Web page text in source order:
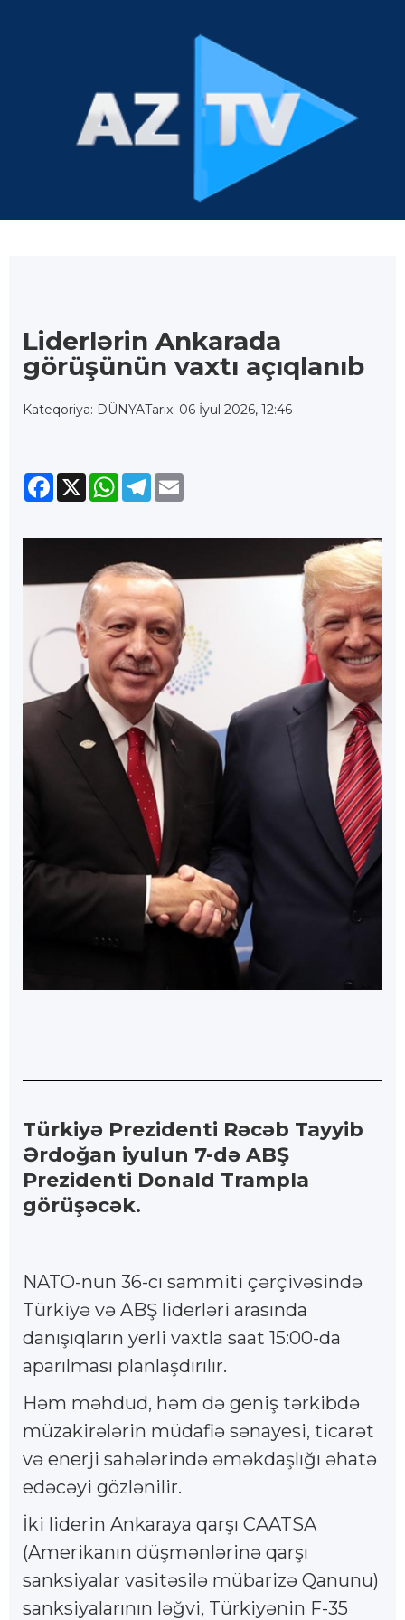
Liderlərin Ankarada
görüşünün vaxtı açıqlanıb
Kateqoriya: DÜNYATarix: 06 İyul 2026, 12:46
Facebook
X WhatsApp
Telegram
Türkiyə Prezidenti Rəcəb Tayyib
Ərdoğan iyulun 7-də ABŞ
Prezidenti Donald Trampla
görüşəcək.
NATO-nun 36-cı sammiti çərçivəsində
Türkiyə və ABŞ liderləri arasında
danışıqların yerli vaxtla saat 15:00-da
aparılması planlaşdırılır.
Həm məhdud, həm də geniş tərkibdə
müzakirələrin müdafiə sənayesi, ticarət
və enerji sahələrində əməkdaşlığı əhatə
edəcəyi gözlənilir.
İki liderin Ankaraya qarşı CAATSA
(Amerikanın düşmənlərinə qarşı
sanksiyalar vasitəsilə mübarizə Qanunu)
sanksiyalarının ləğvi, Türkiyənin F-35